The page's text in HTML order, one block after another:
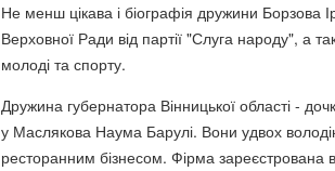
Не менш цікава і біографія дружини Борзова
Верховної Ради від партії "Слуга народу", а
молоді та спорту.
Дружина губернатора Вінницької області -
у Маслякова Наума Барулі. Вони удвох
ресторанним бізнесом. Фірма зареєстрована